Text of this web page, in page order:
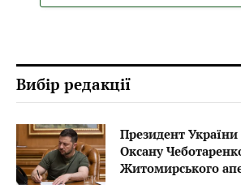
Вибір редакції
Президент
Оксану
Житомирського